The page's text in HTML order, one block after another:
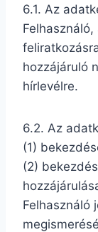
6.1. Az
hozzájáruló
hírlevélre.
6.2. Az
(1)
(2)
Felhasználó